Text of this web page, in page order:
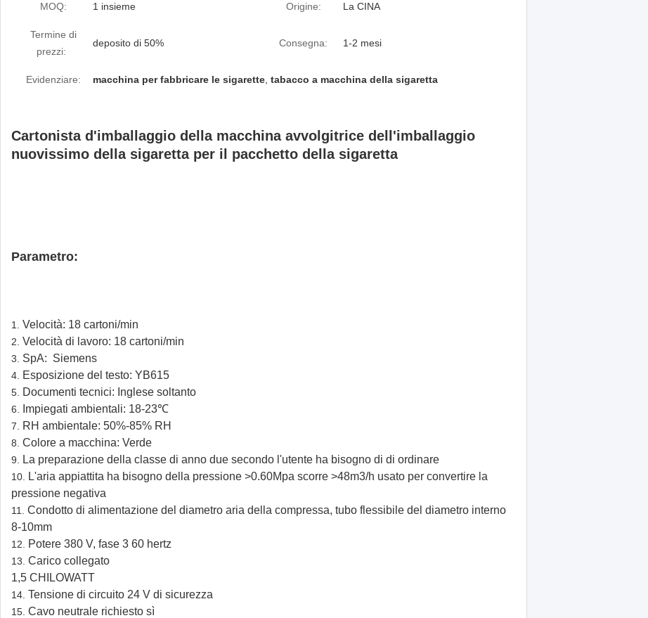
MOQ: 1 insieme Origine: La CINA
Termine di
prezzi:
deposito di 50% Consegna: 1-2 mesi
Evidenziare: macchina per fabbricare le sigarette tabacco a macchina della sigaretta
Cartonista d'imballaggio della macchina avvolgitrice dell'imballaggio
nuovissimo della sigaretta per il pacchetto della sigaretta
Parametro:
1. Velocità: 18 cartoni/min
2. Velocità di lavoro: 18 cartoni/min
3. SpA: Siemens
4. Esposizione del testo: YB615
5. Documenti tecnici: Inglese soltanto
6. Impiegati ambientali: 18-23℃
7. RH ambientale: 50%-85% RH
8. Colore a macchina: Verde
9. La preparazione della classe di anno due secondo l'utente ha bisogno di di ordinare
10.
L'aria appiattita ha bisogno della pressione >0.60Mpa scorre >48m3/h usato per convertire la
pressione negativa
11. Condotto di alimentazione del diametro aria della compressa, tubo flessibile del diametro interno
8-10mm
12. Potere 380 V, fase 3 60 hertz
13. Carico collegato
1,5 CHILOWATT
14. Tensione di circuito 24 V di sicurezza
15. Cavo neutrale richiesto sì